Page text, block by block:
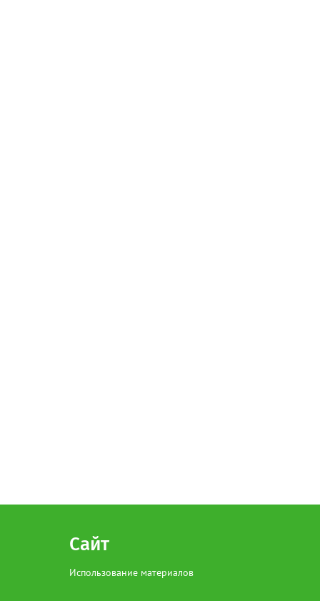
Сайт
Использование материалов